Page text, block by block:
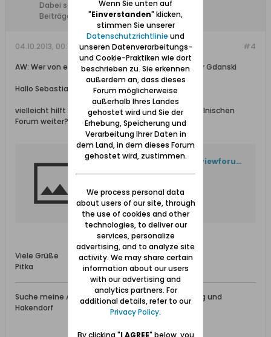
Dabei seit:
03.01.2011
Beiträge:
248
#4
04.10.2013, 00:17
AW: Wer von euch wohnt in Tiegenhof / Nowy Dwor Gdanski
Hallo Sebastian,
vielleicht hilft Dir ja auch diese Seite aus einem polnischen
Forum weiter?
http://www.marienburg.pl/viewforum.php?f=179
Viele Grüße
Pitka
Suche meine Ahnen PHILIPP aus Wolfsdorf/Kr. Elbing und
Hakendorf
Wenn Sie unten auf
"Einverstanden" klicken,
stimmen Sie unserer
Datenschutzrichtlinie und
unseren Datenverarbeitungs-
und Cookie-Praktiken wie dort
beschrieben zu. Sie erkennen
außerdem an, dass dieses
Forum möglicherweise
außerhalb Ihres Landes
gehostet wird und Sie der
Erhebung, Speicherung und
Verarbeitung Ihrer Daten in
dem Land, in dem dieses Forum
gehostet wird, zustimmen.
We process personal data
about users of our site, through
the use of cookies and other
technologies, to deliver our
services, personalize
advertising, and to analyze site
activity. We may share certain
information about our users
with our advertising and
analytics partners. For
additional details, refer to our
Privacy Policy.
By clicking "I AGREE" below, you